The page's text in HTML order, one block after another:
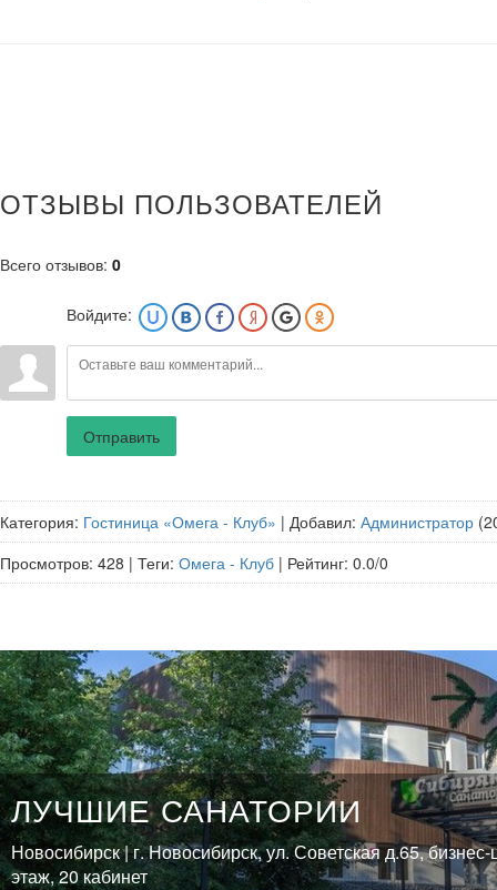
ОТЗЫВЫ ПОЛЬЗОВАТЕЛЕЙ
Всего отзывов: 0
Войдите:
Отправить
Категория: Гостиница «Омега - Клуб» | Добавил: Администратор
Просмотров: 428 | Теги: Омега - Клуб | Рейтинг: 0.0/0
ЛУЧШИЕ САНАТОРИИ
Новосибирск | г. Новосибирск, ул. Советская д.65,
этаж, 20 кабинет